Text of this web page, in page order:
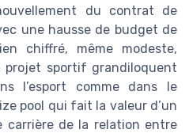
du contrat de
une hausse de budget de
chiffré, même modeste,
projet sportif grandiloquent
l’esport comme dans le
pool qui fait la valeur d’un
carrière de la relation entre